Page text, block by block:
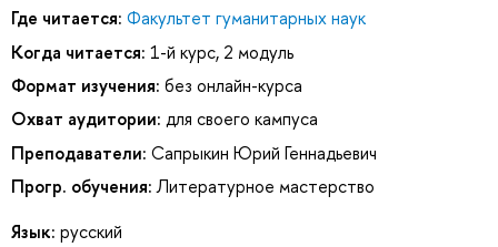
Где читается: Факультет гуманитарных наук
Когда читается: 1-й курс, 2 модуль
Формат изучения: без онлайн-курса
Охват аудитории: для своего кампуса
Преподаватели: Сапрыкин Юрий Геннадьевич
Прогр. обучения: Литературное мастерство
Язык: русский